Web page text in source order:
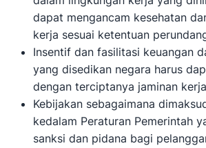
dapat mengancam kesehatan
kerja sesuai ketentuan
Insentif dan fasilitasi keuangan
yang disedikan negara harus
dengan terciptanya jaminan
Kebijakan sebagaimana
kedalam Peraturan Pemerintah
sanksi dan pidana bagi